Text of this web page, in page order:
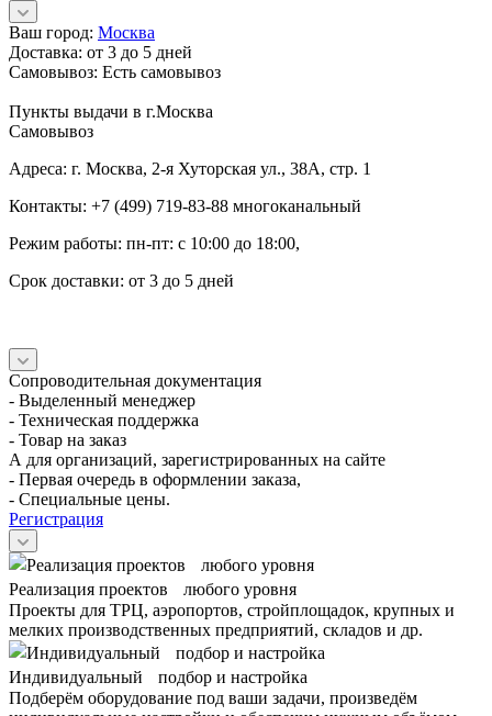
Ваш город: Москва
Доставка: от 3 до 5 дней
Самовывоз: Есть самовывоз
Пункты выдачи в г.Москва
Самовывоз
Адреса: г. Москва, 2-я Хуторская ул., 38А, стр. 1
Контакты: +7 (499) 719-83-88 многоканальный
Режим работы: пн-пт: с 10:00 до 18:00,
Срок доставки: от 3 до 5 дней
Сопроводительная документация
- Выделенный менеджер
- Техническая поддержка
- Товар на заказ
А для организаций, зарегистрированных на сайте
- Первая очередь в оформлении заказа,
- Специальные цены.
Регистрация
Реализация проектов любого уровня
Проекты для ТРЦ, аэропортов, стройплощадок, крупных и
мелких производственных предприятий, складов и др.
Индивидуальный подбор и настройка
Подберём оборудование под ваши задачи, произведём